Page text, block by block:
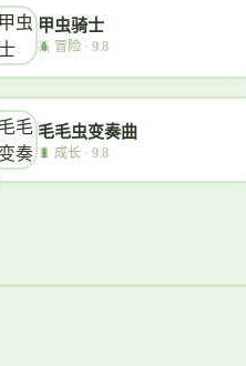
甲虫骑士
🪲 冒险 · 9.8
毛毛虫变奏曲
🐛 成长 · 9.8